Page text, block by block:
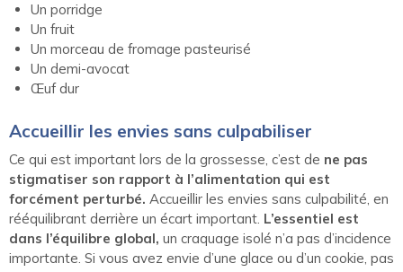
Un porridge
Un fruit
Un morceau de fromage pasteurisé
Un demi-avocat
Œuf dur
Accueillir les envies sans culpabiliser
Ce qui est important lors de la grossesse, c’est de ne pas
stigmatiser son rapport à l’alimentation qui est
forcément perturbé. Accueillir les envies sans culpabilité, en
rééquilibrant derrière un écart important. L’essentiel est
dans l’équilibre global, un craquage isolé n’a pas d’incidence
importante. Si vous avez envie d’une glace ou d’un cookie, pas